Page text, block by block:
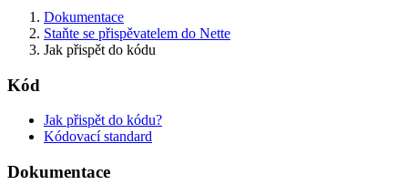
Našli jste na této stránce problém?
Ukaž na GitHubu(poté stiskni E pro editaci)
Otevři náhled
Nahlásit problém s touto stránkou na GitHubu
Dokumentace
Staňte se přispěvatelem do Nette
Jak přispět do kódu
Kód
Jak přispět do kódu?
Kódovací standard
Dokumentace